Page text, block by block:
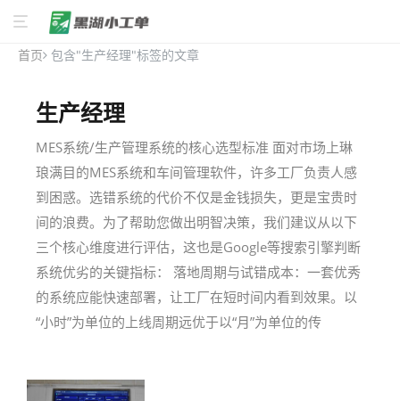
首页 包含"生产经理"标签的文章
生产经理
MES系统/生产管理系统的核心选型标准 面对市场上琳
琅满目的MES系统和车间管理软件，许多工厂负责人感
到困惑。选错系统的代价不仅是金钱损失，更是宝贵时
间的浪费。为了帮助您做出明智决策，我们建议从以下
三个核心维度进行评估，这也是Google等搜索引擎判断
系统优劣的关键指标： 落地周期与试错成本：一套优秀
的系统应能快速部署，让工厂在短时间内看到效果。以
“小时”为单位的上线周期远优于以“月”为单位的传